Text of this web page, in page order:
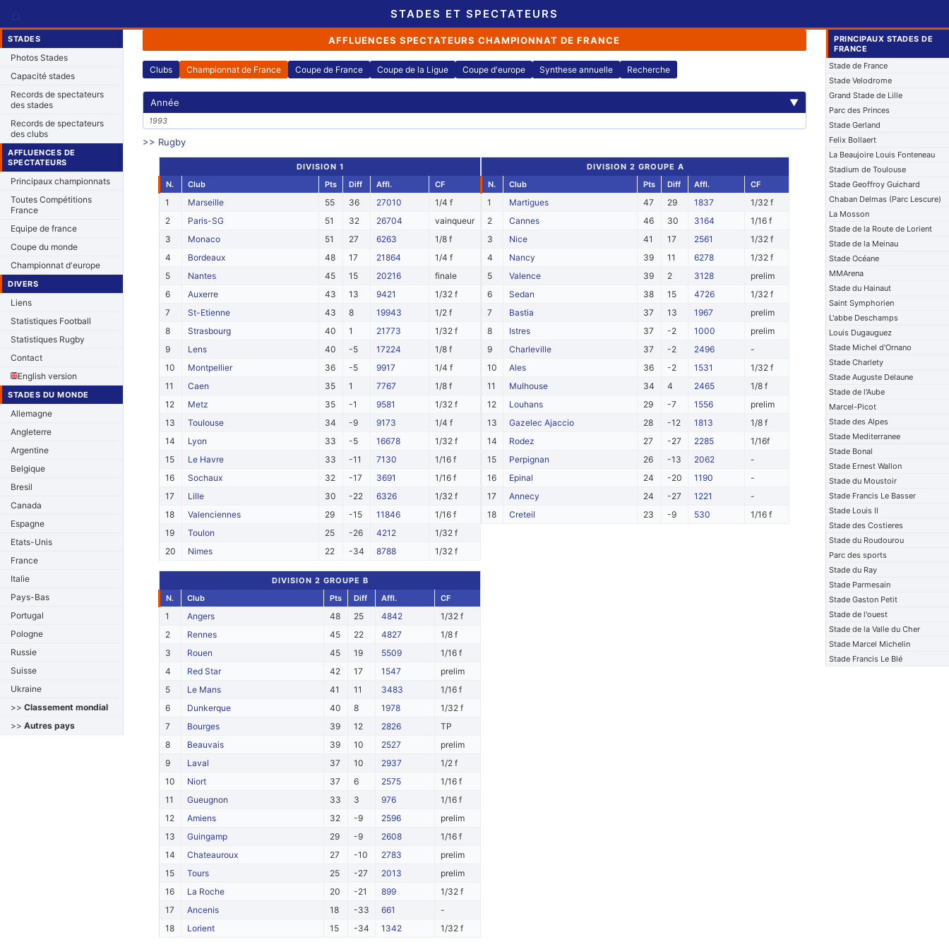
STADES ET SPECTATEURS
STADES
Photos Stades
Capacité stades
Records de spectateurs
des stades
Records de spectateurs
des clubs
AFFLUENCES DE
SPECTATEURS
Principaux championnats
Toutes Compétitions
France
Equipe de france
Coupe du monde
Championnat d'europe
DIVERS
Liens
Statistiques Football
Statistiques Rugby
Contact
English version
STADES DU MONDE
Allemagne
Angleterre
Argentine
Belgique
Bresil
Canada
Espagne
Etats-Unis
France
Italie
Pays-Bas
Portugal
Pologne
Russie
Suisse
Ukraine
>> Classement mondial
>> Autres pays
AFFLUENCES SPECTATEURS CHAMPIONNAT DE FRANCE
Clubs Championnat de France Coupe de France Coupe de la Ligue Coupe d'europe Synthese annuelle Recherche
Année ▼
1993
>> Rugby
DIVISION 1
N.
Club Pts Diff Affl. CF
1 Marseille 55 36 27010
1/4 f
2
Paris-SG 51 32 26704
vainqueur
3
Monaco 51 27 6263
1/8 f
4
Bordeaux 48 17 21864
1/4 f
5
Nantes 45 15 20216
finale
6
Auxerre 43 13 9421
1/32 f
7
St-Etienne 43 8 19943
1/2 f
8
Strasbourg 40 1 21773
1/32 f
9
Lens 40 -5 17224
1/8 f
10
Montpellier 36 -5 9917
1/4 f
11
Caen 35 1 7767
1/8 f
12
Metz 35 -1 9581
1/32 f
13
Toulouse 34 -9 9173
1/4 f
14
Lyon 33 -5 16678
1/32 f
15
Le Havre 33 -11 7130
1/16 f
16
Sochaux 32 -17 3691
1/16 f
17
Lille 30 -22 6326
1/32 f
18
Valenciennes 29 -15 11846
1/16 f
19
Toulon 25 -26 4212
1/32 f
20
Nimes 22 -34 8788 1/32 f
DIVISION 2 GROUPE A
N.
Club Pts Diff Affl. CF
1 Martigues 47 29 1837
1/32 f
2
Cannes 46 30 3164
1/16 f
3
Nice 41 17 2561
1/32 f
4
Nancy 39 11 6278
1/32 f
5
Valence 39 2 3128
prelim
6
Sedan 38 15 4726
1/32 f
7
Bastia 37 13 1967
prelim
8
Istres 37 -2 1000
prelim
9
Charleville 37 -2 2496
-
10
Ales 36 -2 1531
1/32 f
11
Mulhouse 34 4 2465
1/8 f
12
Louhans 29 -7 1556
prelim
13
Gazelec Ajaccio 28 -12 1813
1/8 f
14
Rodez 27 -27 2285
1/16f
15
Perpignan 26 -13 2062
-
16
Epinal 24 -20 1190
-
17
Annecy 24 -27 1221
-
18
Creteil 23 -9 530 1/16 f
DIVISION 2 GROUPE B
N.
Club Pts Diff Affl. CF
1 Angers 48 25 4842
1/32 f
2
Rennes 45 22 4827
1/8 f
3
Rouen 45 19 5509
1/16 f
4
Red Star 42 17 1547
prelim
5
Le Mans 41 11 3483
1/16 f
6
Dunkerque 40 8 1978
1/32 f
7
Bourges 39 12 2826
TP
8
Beauvais 39 10 2527
prelim
9
Laval 37 10 2937
1/2 f
10
Niort 37 6 2575
1/16 f
11
Gueugnon 33 3 976
1/16 f
12
Amiens 32 -9 2596
prelim
13
Guingamp 29 -9 2608
1/16 f
14
Chateauroux 27 -10 2783
prelim
15
Tours 25 -27 2013
prelim
16
La Roche 20 -21 899
1/32 f
17
Ancenis 18 -33 661
-
18
Lorient 15 -34 1342 1/32 f
PRINCIPAUX STADES DE
FRANCE
Stade de France
Stade Velodrome
Grand Stade de Lille
Parc des Princes
Stade Gerland
Felix Bollaert
La Beaujoire Louis Fonteneau
Stadium de Toulouse
Stade Geoffroy Guichard
Chaban Delmas (Parc Lescure)
La Mosson
Stade de la Route de Lorient
Stade de la Meinau
Stade Océane
MMArena
Stade du Hainaut
Saint Symphorien
L'abbe Deschamps
Louis Dugauguez
Stade Michel d'Ornano
Stade Charlety
Stade Auguste Delaune
Stade de l'Aube
Marcel-Picot
Stade des Alpes
Stade Mediterranee
Stade Bonal
Stade Ernest Wallon
Stade du Moustoir
Stade Francis Le Basser
Stade Louis II
Stade des Costieres
Stade du Roudourou
Parc des sports
Stade du Ray
Stade Parmesain
Stade Gaston Petit
Stade de l'ouest
Stade de la Valle du Cher
Stade Marcel Michelin
Stade Francis Le Blé